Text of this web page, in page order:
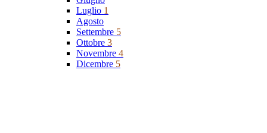
Luglio 1
Agosto
Settembre 5
Ottobre 3
Novembre 4
Dicembre 5